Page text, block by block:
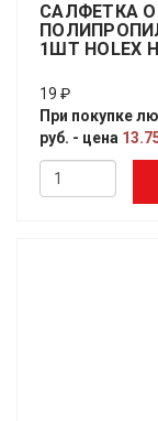
САЛФЕТКА
1ШТ HOLEX
19 ₽
При покупке
руб. - цена